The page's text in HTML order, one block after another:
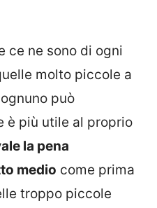
ce ne sono di ogni
molto piccole a
può
è più utile al proprio
la pena
medio come prima
troppo piccole